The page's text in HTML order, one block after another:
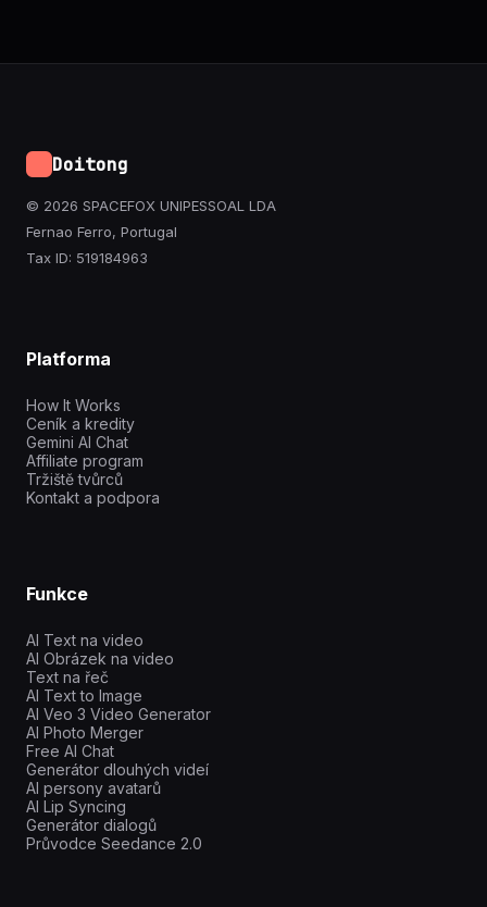
Doitong
© 2026 SPACEFOX UNIPESSOAL LDA
Fernao Ferro, Portugal
Tax ID: 519184963
Platforma
How It Works
Ceník a kredity
Gemini AI Chat
Affiliate program
Tržiště tvůrců
Kontakt a podpora
Funkce
AI Text na video
AI Obrázek na video
Text na řeč
AI Text to Image
AI Veo 3 Video Generator
AI Photo Merger
Free AI Chat
Generátor dlouhých videí
AI persony avatarů
AI Lip Syncing
Generátor dialogů
Průvodce Seedance 2.0